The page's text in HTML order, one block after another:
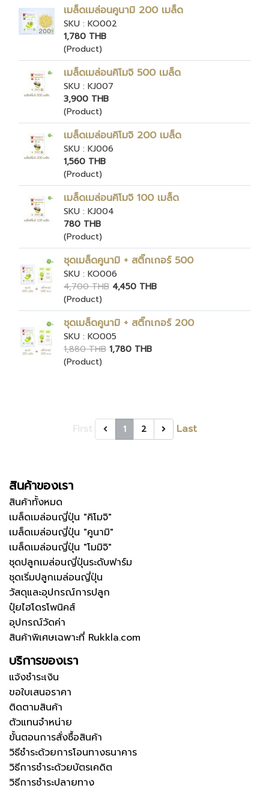
เมล็ดเมล่อนคูนามิ 200 เมล็ด
SKU : KO002
1,780 THB
(Product)
เมล็ดเมล่อนคิโมจิ 500 เมล็ด
SKU : KJ007
3,900 THB
(Product)
เมล็ดเมล่อนคิโมจิ 200 เมล็ด
SKU : KJ006
1,560 THB
(Product)
เมล็ดเมล่อนคิโมจิ 100 เมล็ด
SKU : KJ004
780 THB
(Product)
ชุดเมล็ดคูนามิ + สติ๊กเกอร์ 500
SKU : KO006
4,700 THB 4,450 THB
(Product)
ชุดเมล็ดคูนามิ + สติ๊กเกอร์ 200
SKU : KO005
1,880 THB 1,780 THB
(Product)
1 2 Last
สินค้าของเรา
สินค้าทั้งหมด
เมล็ดเมล่อนญี่ปุ่น "คิโมจิ"
เมล็ดเมล่อนญี่ปุ่น "คูนามิ"
เมล็ดเมล่อนญี่ปุ่น "โมมิจิ"
ชุดปลูกเมล่อนญี่ปุ่นระดับฟาร์ม
ชุดเริ่มปลูกเมล่อนญี่ปุ่น
วัสดุและอุปกรณ์การปลูก
ปุ๋ยไฮโดรโพนิคส์
อุปกรณ์วัดค่า
สินค้าพิเศษเฉพาะที่ Rukkla.com
บริการของเรา
แจ้งชำระเงิน
ขอใบเสนอราคา
ติดตามสินค้า
ตัวแทนจำหน่าย
ขั้นตอนการสั่งซื้อสินค้า
วิธีชำระด้วยการโอนทางธนาคาร
วิธีการชำระด้วยบัตรเคดิต
วิธีการชำระปลายทาง